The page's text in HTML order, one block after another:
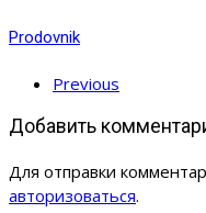
Prodovnik
Previous
Добавить
Для отправки
авторизоваться.